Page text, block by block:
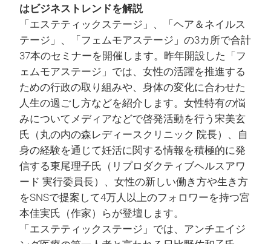
はビジネストレンドを解説
「エステティックステージ」、「ヘア＆ネイルス
テージ」、「フェムモアステージ」の3カ所で合計
37本のセミナーを開催します。昨年開設した「フ
ェムモアステージ」では、女性の活躍を推進する
ための行政の取り組みや、身体の変化に合わせた
人生の過ごし方などを紹介します。女性特有の悩
みについてメディアなどで啓発活動を行う宋美玄
氏（丸の内の森レディースクリニック 院長）、自
身の経験を通じて妊活に関する情報を積極的に発
信する東尾理子氏（リプロダクティブヘルスアワ
ード 実行委員長）、女性の新しい働き方や生き方
をSNSで提案して4万人以上のフォロワーを持つ宮
本佳実氏（作家）らが登壇します。
「エステティックステージ」では、アンチエイジ